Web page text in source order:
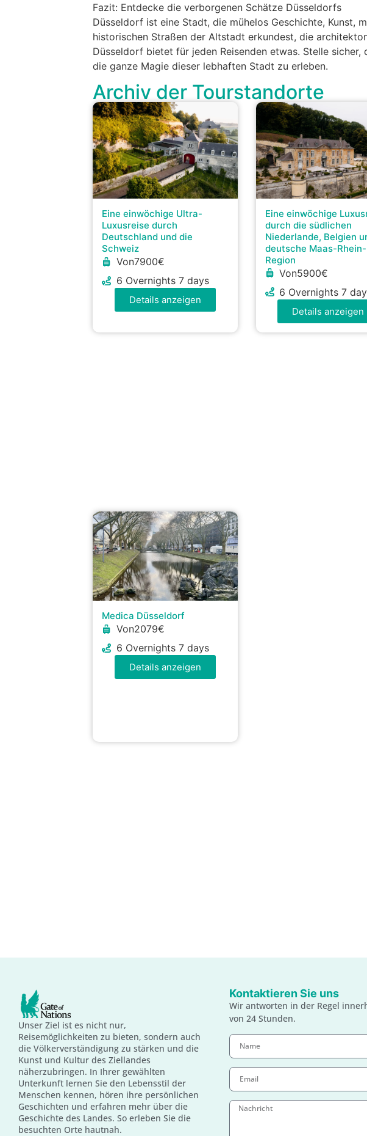
Fazit: Entdecke die verborgenen Schätze Düsseldorfs
Düsseldorf ist eine Stadt, die mühelos Geschichte, Kunst,
historischen Straßen der Altstadt erkundest, die
Düsseldorf bietet für jeden Reisenden etwas. Stelle
die ganze Magie dieser lebhaften Stadt zu erleben.
Archiv der Tourstandorte
Eine einwöchige Ultra-
Luxusreise durch
Deutschland und die
Schweiz
Von7900€
6 Overnights 7 days
Details anzeigen
Eine einwöchige
durch die südlichen
Niederlande, Belgien
deutsche Maas-Rhein-
Region
Von5900€
6 Overnights 7
Details anzeigen
Medica Düsseldorf
Von2079€
6 Overnights 7 days
Details anzeigen
Unser Ziel ist es nicht nur,
Reisemöglichkeiten zu bieten, sondern auch
die Völkerverständigung zu stärken und die
Kunst und Kultur des Ziellandes
näherzubringen. In Ihrer gewählten
Unterkunft lernen Sie den Lebensstil der
Menschen kennen, hören ihre persönlichen
Geschichten und erfahren mehr über die
Geschichte des Landes. So erleben Sie die
besuchten Orte hautnah.
Kontaktieren Sie uns
Wir antworten in der Regel
von 24 Stunden.